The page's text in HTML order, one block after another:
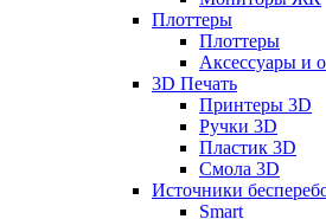
Плоттеры
Плоттеры
Аксессуары и
3D Печать
Принтеры 3D
Ручки 3D
Пластик 3D
Смола 3D
Источники
Smart